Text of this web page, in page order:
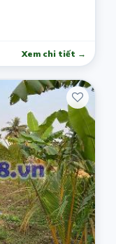
Xem chi tiết →